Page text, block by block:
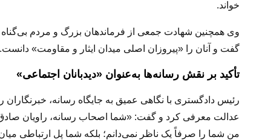
خواند.
وی همچنین شهادت جمعی از فرماندهان بزرگ و مردم
گفت و آنان را «پیروزان اصلی میدان ایثار و مقاومت» دانست.
تأکید بر نقش رسانه‌ها به‌عنوان «دیدبانان اجتماعی»
رئیس دادگستری با نگاهی عمیق به جایگاه رسانه، خبرنگاران
عدالت معرفی کرد و گفت: «شما اصحاب رسانه، راویان
من شما را صرفاً یک ناظر نمی‌دانم؛ بلکه شما پل ارتباطی